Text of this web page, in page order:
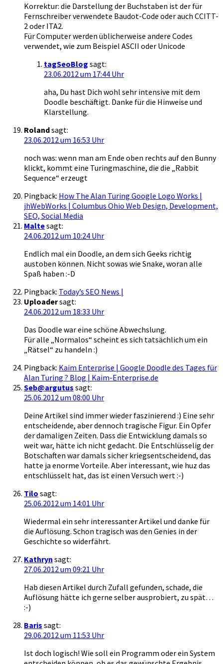
Korrektur: die Darstellung der Buchstaben ist der für
Fernschreiber verwendete Baudot-Code oder auch CCITT-
2 oder ITA2.
Für Computer werden üblicherweise andere Codes
verwendet, wie zum Beispiel ASCII oder Unicode
tagSeoBlog sagt:
23.06.2012 um 17:44 Uhr
aha, Du hast Dich wohl sehr intensive mit dem
Doodle beschäftigt. Danke für die Hinweise und
Klarstellung.
Rolandsagt:
23.06.2012 um 16:53 Uhr
noch was: wenn man am Ende oben rechts auf den Bunny
klickt, kommt eine Turingmaschine, die die „Rabbit
Sequence“ erzeugt
Pingback: How The Alan Turing Google Logo Works |
jhWebWorks | Columbus Ohio Web Design, Development,
SEO, Social Media
Maltesagt:
24.06.2012 um 10:24 Uhr
Endlich mal ein Doodle, an dem sich Geeks richtig
austoben können. Nicht sowas wie Snake, woran alle
Spaß haben :-D
Pingback: Today’s SEO News |
Uploadersagt:
24.06.2012 um 18:33 Uhr
Das Doodle war eine schöne Abwechslung.
Für alle „Normalos“ scheint es sich tatsächlich um ein
„Rätsel“ zu handeln :)
Pingback: Kaim Enterprise | Google Doodle des Tages für
Alan Turing ? Blog | Kaim-Enterprise.de
Seb@argutus sagt:
25.06.2012 um 08:00 Uhr
Deine Artikel sind immer wieder faszinierend :) Eine sehr
entscheidende, aber dennoch tragische Figur. Ein Opfer
der damaligen Zeiten. Dass die Entwicklung damals so
weit war, hätte ich nicht gedacht. Die Entschlüsselig der
Botschaften war damals sicher kriegsentscheidend, das
hatte ja enorme Vorteile. Aber interessant, wie huz das
entschlüsselt hat, das ist einen Versuch wert :-)
Tilo sagt:
25.06.2012 um 14:01 Uhr
Wiedermal ein sehr interessanter Artikel und danke für
die Auflösung. Schon tragisch was den Genies in der
Geschichte so widerfährt.
Kathryn sagt:
27.06.2012 um 09:21 Uhr
Hab diesen Artikel durch Zufall gefunden, schade, die
Auflösung hätte ich gerne selber ausprobiert, zu spät…
:-)
Baris sagt:
29.06.2012 um 11:53 Uhr
Ist doch logisch! Wie soll ein Programm oder ein System